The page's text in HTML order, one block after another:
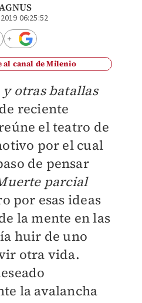
06:25:52
al canal de Milenio
otras batallas
reciente
el teatro de
por el cual
de pensar
parcial
por esas ideas
la mente en las
huir de uno
otra vida.
la avalancha